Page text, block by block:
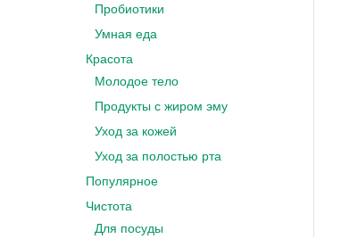
Пробиотики
Умная еда
Красота
Молодое тело
Продукты с жиром эму
Уход за кожей
Уход за полостью рта
Популярное
Чистота
Для посуды